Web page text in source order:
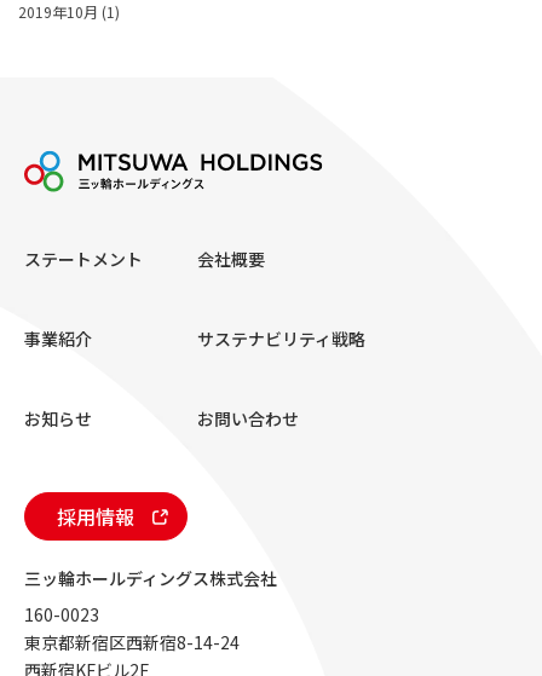
2019年10月 (1)
ステートメント 会社概要
事業紹介 サステナビリティ戦略
お知らせ お問い合わせ
採用情報
三ッ輪ホールディングス株式会社
160-0023
東京都新宿区西新宿8-14-24
西新宿KFビル2F